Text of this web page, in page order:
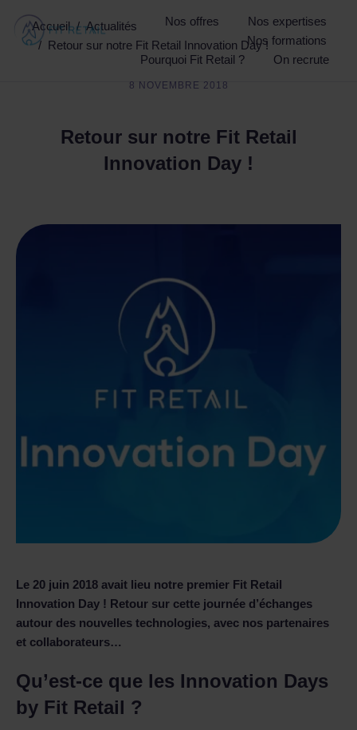
Nos offres
Nos expertises
Nos formations
Pourquoi Fit Retail ?
On recrute
Vous êtes ici :
Accueil
Actualités
Retour sur notre Fit Retail Innovation Day !
8 NOVEMBRE 2018
Retour sur notre Fit Retail
Innovation Day !
Le 20 juin 2018 avait lieu notre premier Fit Retail
Innovation Day ! Retour sur cette journée d’échanges
autour des nouvelles technologies, avec nos partenaires
et collaborateurs…
Qu’est-ce que les Innovation Days
by Fit Retail ?